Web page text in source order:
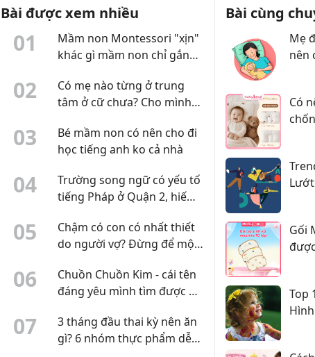
gãi liên tục ...
Bài được xem nhiều
01
Mầm non Montessori "xịn"
khác gì mầm non chỉ gắn
02
Có mẹ nào từng ở trung
tâm ở cữ chưa? Cho mình
03
Bé mầm non có nên cho đi
học tiếng anh ko cả nhà
04
Trường song ngữ có yếu tố
tiếng Pháp ở Quận 2, hiếm
05
Chậm có con có nhất thiết
do người vợ? Đừng để một
nguyên nhân
06
Chuồn Chuồn Kim - cái tên
đáng yêu mình tìm được ở
07
3 tháng đầu thai kỳ nên ăn
gì? 6 nhóm thực phẩm dễ
Bài cùng
Mẹ
nên
Có
cần
Lướt
Gối
Top